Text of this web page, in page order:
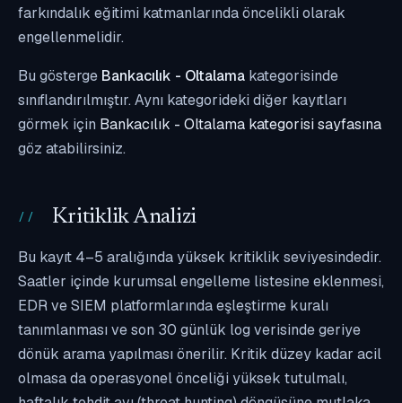
farkındalık eğitimi katmanlarında öncelikli olarak
engellenmelidir.
Bu gösterge Bankacılık - Oltalama kategorisinde
sınıflandırılmıştır. Aynı kategorideki diğer kayıtları
görmek için Bankacılık - Oltalama kategorisi sayfasına
göz atabilirsiniz.
Kritiklik Analizi
Bu kayıt 4–5 aralığında yüksek kritiklik seviyesindedir.
Saatler içinde kurumsal engelleme listesine eklenmesi,
EDR ve SIEM platformlarında eşleştirme kuralı
tanımlanması ve son 30 günlük log verisinde geriye
dönük arama yapılması önerilir. Kritik düzey kadar acil
olmasa da operasyonel önceliği yüksek tutulmalı,